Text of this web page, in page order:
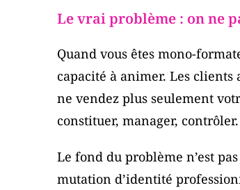
Le vrai problème : on ne
Quand vous êtes mono-
capacité à animer. Les clients
ne vendez plus seulement
constituer, manager,
Le fond du problème n’est
mutation d’identité